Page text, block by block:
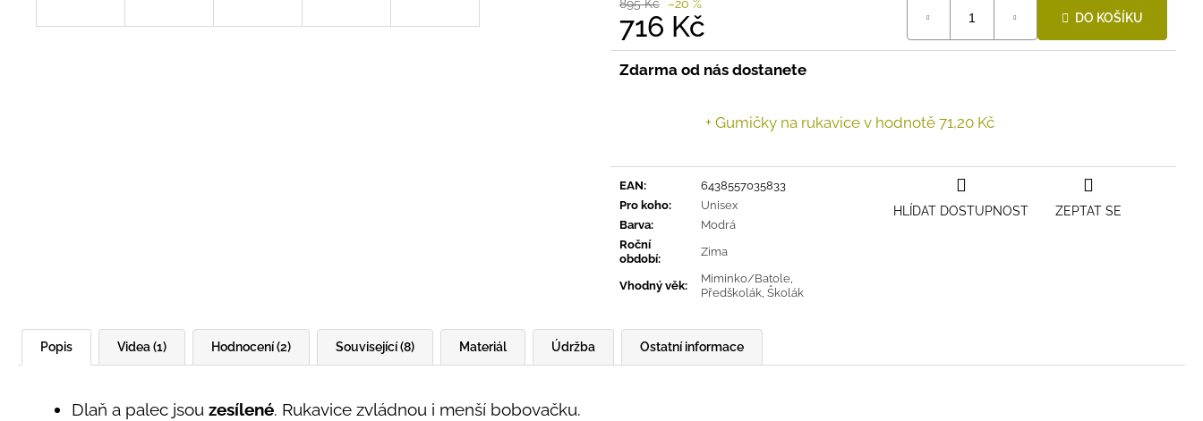
895 Kč –20 %
716 Kč
Měrná
cena:
DO KOŠÍKU
Zdarma od nás dostanete
+ Gumičky na rukavice v hodnotě 71,20 Kč
EAN:
6438557035833
Pro koho:
Unisex
Barva:
Modrá
Roční
období:
Zima
Vhodný věk:
Miminko/Batole
Předškolák Školák
ZEPTAT SE
HLÍDAT DOSTUPNOST
Popis Videa (1) Hodnocení (2) Související (8) Ostatní informace
Materiál Údržba
Dlaň a palec jsou zesílené. Rukavice zvládnou i menší bobovačku.